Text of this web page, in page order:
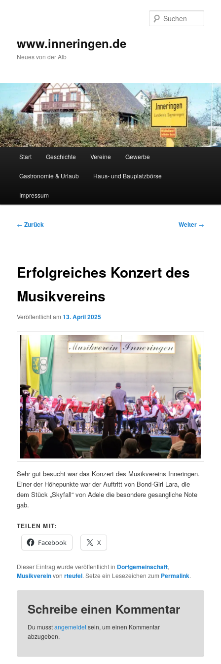
www.inneringen.de
Neues von der Alb
Start Geschichte Vereine Gewerbe
Gastronomie & Urlaub Haus- und Bauplatzbörse
Impressum
Beitragsnavigation
← Zurück Weiter →
Erfolgreiches Konzert des
Musikvereins
Veröffentlicht am13. April 2025
Sehr gut besucht war das Konzert des Musikvereins Inneringen.
Einer der Höhepunkte war der Auftritt von Bond-Girl Lara, die
dem Stück „Skyfall“ von Adele die besondere gesangliche Note
gab.
TEILEN MIT:
Facebook
X
Dieser Eintrag wurde veröffentlicht in Dorfgemeinschaft,
Musikvereinvonrteufel. Setze ein Lesezeichen zum Permalink.
Schreibe einen Kommentar
Du musstangemeldetsein, um einen Kommentar
abzugeben.